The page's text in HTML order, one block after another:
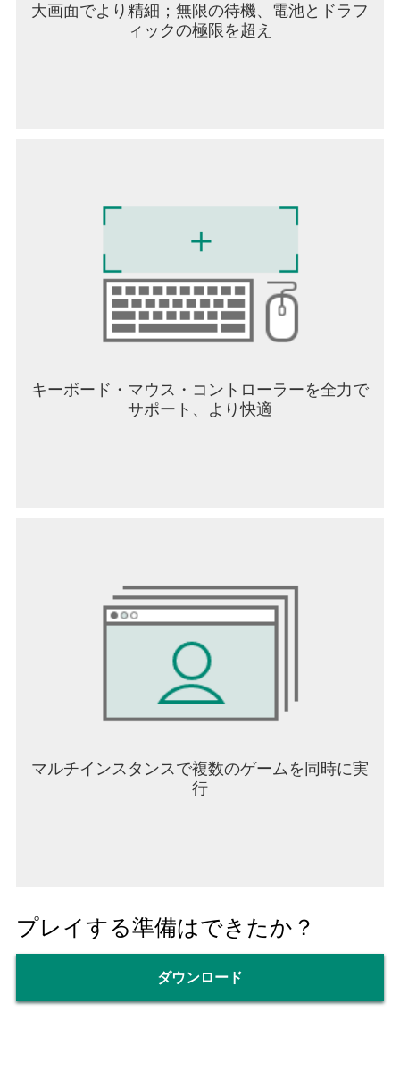
チーム単位のターン制バトルを採用し、正統派フ
ァンタジーを意識したサウンドとUIが懐かしくも
繁體中文、ภาษาไทย、Tiếng Việt、Bahasa
Indonesiaに対応しています。
※『星屑の絆』は基本プレイ無料です。一部アイテ
ム課金があります。
※ 最低動作環境：iPhone 8+(iOS 13.0) / 4GB以上
のRAM / 10GB以上のストレージ
本アプリを利用時、以下のようなサービスを提供
するためにアクセス権限をリクエストします。
権限に関連した機能を除いたサービスをご利用い
ただけます。
▶アクセス権限の撤回方法
アクセス権限を許可した後でも、以下の手順で権
限を再設定または撤回できます。
端末の設定>プライバシーとセキュリティ選択＞該
大画面でより精細；無限の待機、電池とドラフ
ィックの極限を超え
キーボード・マウス・コントローラーを全力で
サポート、より快適
マルチインスタンスで複数のゲームを同時に実
行
プレイする準備はできたか？
ダウンロード